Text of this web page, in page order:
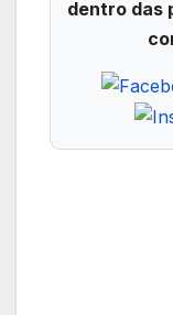
dentro das